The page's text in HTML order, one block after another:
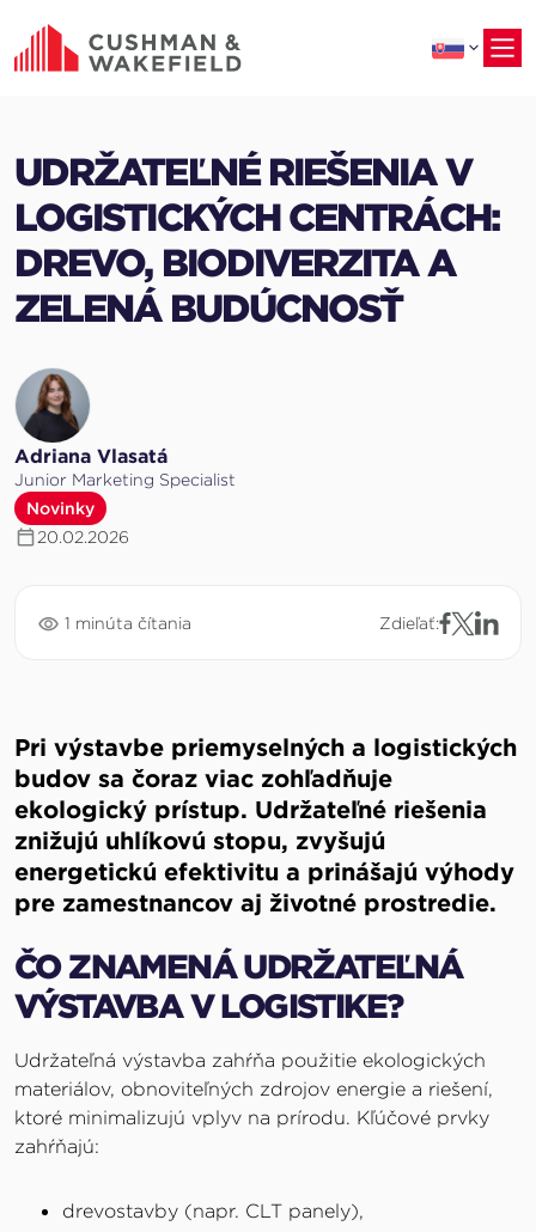
hlavný
obsah
UDRŽATEĽNÉ RIEŠENIA V
LOGISTICKÝCH CENTRÁCH:
DREVO, BIODIVERZITA A
ZELENÁ BUDÚCNOSŤ
Adriana Vlasatá
Junior Marketing Specialist
Novinky
20.02.2026
1 minúta čítania Zdieľať:
Pri výstavbe priemyselných a logistických
budov sa čoraz viac zohľadňuje
ekologický prístup. Udržateľné riešenia
znižujú uhlíkovú stopu, zvyšujú
energetickú efektivitu a prinášajú výhody
pre zamestnancov aj životné prostredie.
ČO ZNAMENÁ UDRŽATEĽNÁ
VÝSTAVBA V LOGISTIKE?
Udržateľná výstavba zahŕňa použitie ekologických
materiálov, obnoviteľných zdrojov energie a riešení,
ktoré minimalizujú vplyv na prírodu. Kľúčové prvky
zahŕňajú:
drevostavby (napr. CLT panely),